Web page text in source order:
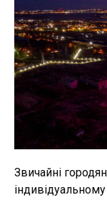
Звичайні